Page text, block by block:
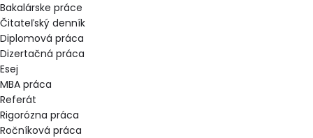
Bakalárske práce
Čitateľský denník
Diplomová práca
Dizertačná práca
Esej
MBA práca
Referát
Rigorózna práca
Ročníková práca